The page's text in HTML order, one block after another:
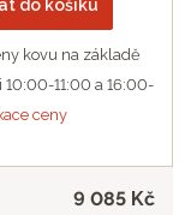
do košíku
kovu na základě
11:00 a 16:00-
ceny
9 085 Kč